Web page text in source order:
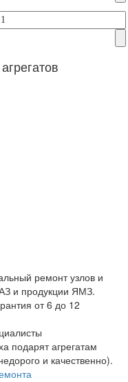
ремонт узлов и
и продукции ЯМЗ.
от 6 до 12
подарят агрегатам
и качественно).